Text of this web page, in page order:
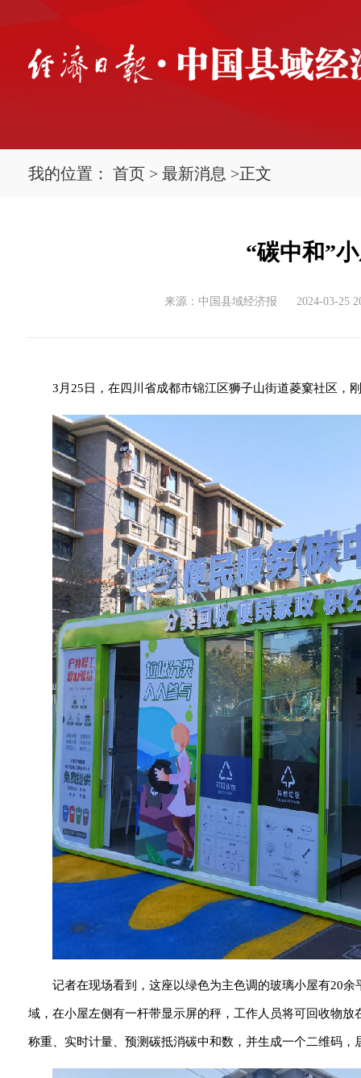
我的位置： 首页 > 最新消息 >正文
“碳中和”
来源：中国县域经济报 2024-03-25
3月25日，在四川省成都市锦江区狮子山街道菱窠社区，
记者在现场看到，这座以绿色为主色调的玻璃小屋有20
域，在小屋左侧有一杆带显示屏的秤，工作人员将可回收物
称重、实时计量、预测碳抵消碳中和数，并生成一个二维码